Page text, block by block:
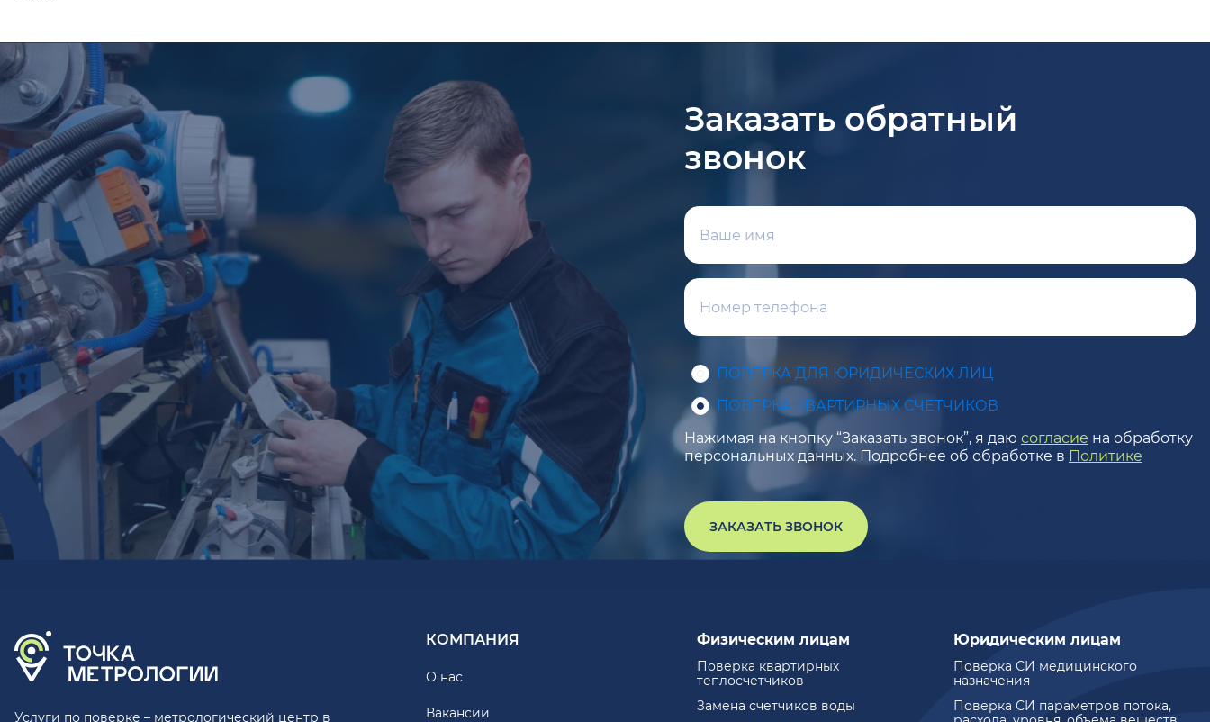
Заказать обратный
звонок
ПОВЕРКА ДЛЯ ЮРИДИЧЕСКИХ ЛИЦ
ПОВЕРКА КВАРТИРНЫХ СЧЕТЧИКОВ
Нажимая на кнопку “Заказать звонок”, я даю согласие на обработку
персональных данных. Подробнее об обработке в Политике
ЗАКАЗАТЬ ЗВОНОК
Услуги по поверке – метрологический центр в
КОМПАНИЯ
О нас
Вакансии
Физическим лицам
Поверка квартирных
теплосчетчиков
Замена счетчиков воды
Юридическим лицам
Поверка СИ медицинского
назначения
Поверка СИ параметров потока,